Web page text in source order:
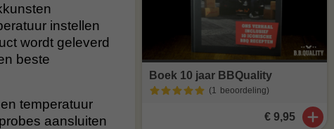
instellen
wordt geleverd
beste
temperatuur
aansluiten
Boek 10 jaar BBQuality
(1 beoordeling)
€ 9,95